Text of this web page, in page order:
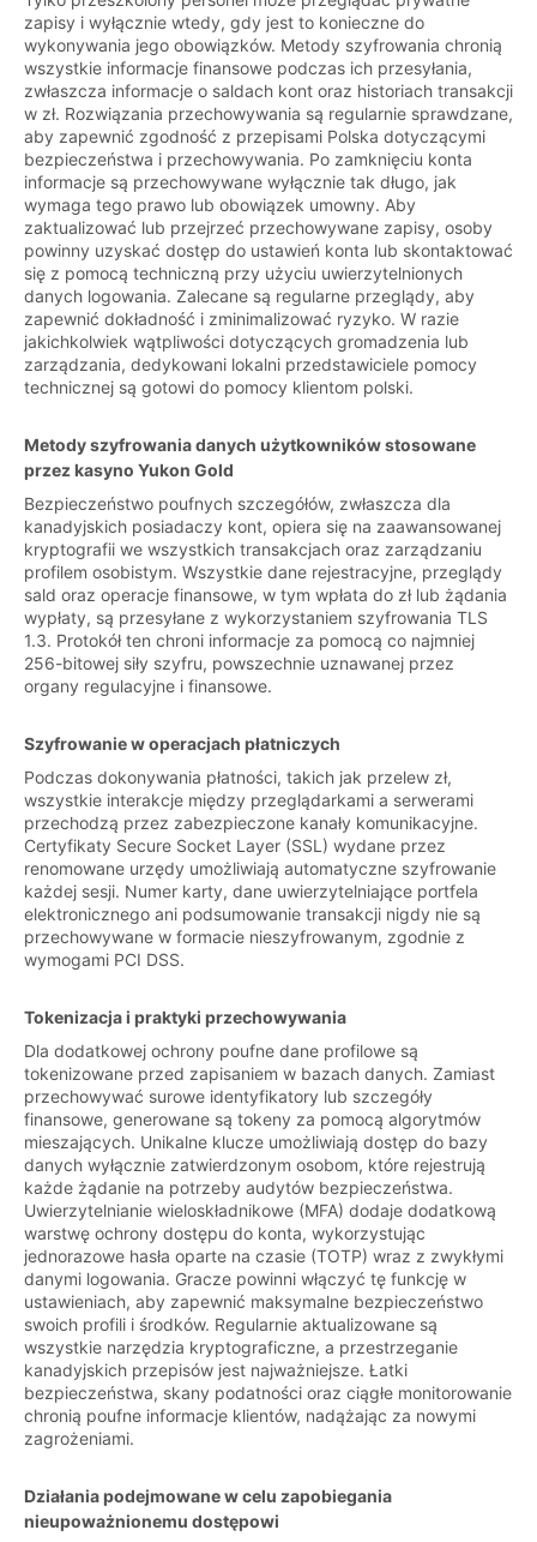
zapisy i wyłącznie wtedy, gdy jest to konieczne do
wykonywania jego obowiązków. Metody szyfrowania chronią
wszystkie informacje finansowe podczas ich przesyłania,
zwłaszcza informacje o saldach kont oraz historiach transakcji
w zł. Rozwiązania przechowywania są regularnie sprawdzane,
aby zapewnić zgodność z przepisami Polska dotyczącymi
bezpieczeństwa i przechowywania. Po zamknięciu konta
informacje są przechowywane wyłącznie tak długo, jak
wymaga tego prawo lub obowiązek umowny. Aby
zaktualizować lub przejrzeć przechowywane zapisy, osoby
powinny uzyskać dostęp do ustawień konta lub skontaktować
się z pomocą techniczną przy użyciu uwierzytelnionych
danych logowania. Zalecane są regularne przeglądy, aby
zapewnić dokładność i zminimalizować ryzyko. W razie
jakichkolwiek wątpliwości dotyczących gromadzenia lub
zarządzania, dedykowani lokalni przedstawiciele pomocy
technicznej są gotowi do pomocy klientom polski.
Metody szyfrowania danych użytkowników stosowane
przez kasyno Yukon Gold
Bezpieczeństwo poufnych szczegółów, zwłaszcza dla
kanadyjskich posiadaczy kont, opiera się na zaawansowanej
kryptografii we wszystkich transakcjach oraz zarządzaniu
profilem osobistym. Wszystkie dane rejestracyjne, przeglądy
sald oraz operacje finansowe, w tym wpłata do zł lub żądania
wypłaty, są przesyłane z wykorzystaniem szyfrowania TLS
1.3. Protokół ten chroni informacje za pomocą co najmniej
256-bitowej siły szyfru, powszechnie uznawanej przez
organy regulacyjne i finansowe.
Szyfrowanie w operacjach płatniczych
Podczas dokonywania płatności, takich jak przelew zł,
wszystkie interakcje między przeglądarkami a serwerami
przechodzą przez zabezpieczone kanały komunikacyjne.
Certyfikaty Secure Socket Layer (SSL) wydane przez
renomowane urzędy umożliwiają automatyczne szyfrowanie
każdej sesji. Numer karty, dane uwierzytelniające portfela
elektronicznego ani podsumowanie transakcji nigdy nie są
przechowywane w formacie nieszyfrowanym, zgodnie z
wymogami PCI DSS.
Tokenizacja i praktyki przechowywania
Dla dodatkowej ochrony poufne dane profilowe są
tokenizowane przed zapisaniem w bazach danych. Zamiast
przechowywać surowe identyfikatory lub szczegóły
finansowe, generowane są tokeny za pomocą algorytmów
mieszających. Unikalne klucze umożliwiają dostęp do bazy
danych wyłącznie zatwierdzonym osobom, które rejestrują
każde żądanie na potrzeby audytów bezpieczeństwa.
Uwierzytelnianie wieloskładnikowe (MFA) dodaje dodatkową
warstwę ochrony dostępu do konta, wykorzystując
jednorazowe hasła oparte na czasie (TOTP) wraz z zwykłymi
danymi logowania. Gracze powinni włączyć tę funkcję w
ustawieniach, aby zapewnić maksymalne bezpieczeństwo
swoich profili i środków. Regularnie aktualizowane są
wszystkie narzędzia kryptograficzne, a przestrzeganie
kanadyjskich przepisów jest najważniejsze. Łatki
bezpieczeństwa, skany podatności oraz ciągłe monitorowanie
chronią poufne informacje klientów, nadążając za nowymi
zagrożeniami.
Działania podejmowane w celu zapobiegania
nieupoważnionemu dostępowi